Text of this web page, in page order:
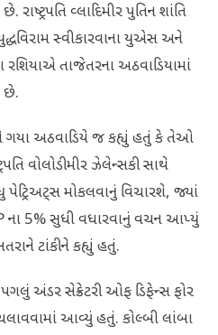
રાષ્ટ્રપતિ વ્લાદિમીર પુતિન શાંતિ
સ્વીકારવાના યુએસ અને
રશિયાએ તાજેતરના અઠવાડિયામાં
છે.
ગયા અઠવાડિયે જ કહ્યું હતું કે તેઓ
વોલોડીમીર ઝેલેન્સકી સાથે
પેટ્રિઅટ્સ મોકલવાનું વિચારશે, જ્યાં
ના 5% સુધી વધારવાનું વચન આપ્યું
ટાંકીને કહ્યું હતું.
અંડર સેક્રેટરી ઓફ ડિફેન્સ ફોર
ચલાવવામાં આવ્યું હતું. કોલ્બી લાંબા